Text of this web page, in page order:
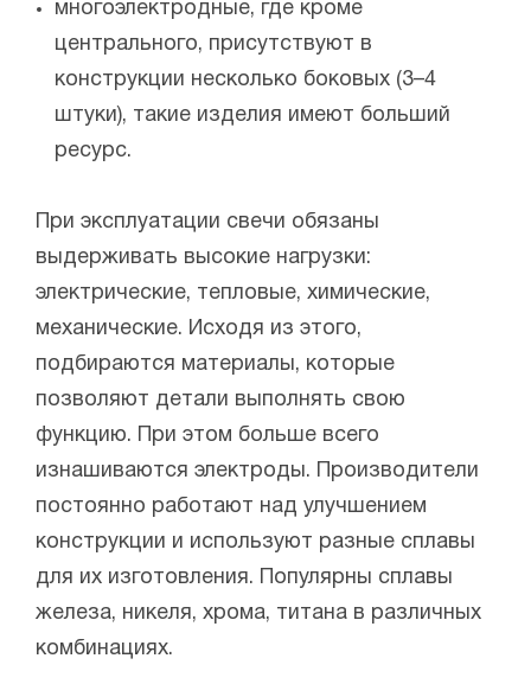
многоэлектродные, где кроме
центрального, присутствуют в
конструкции несколько боковых (3–4
штуки), такие изделия имеют больший
ресурс.
При эксплуатации свечи обязаны
выдерживать высокие нагрузки:
электрические, тепловые, химические,
механические. Исходя из этого,
подбираются материалы, которые
позволяют детали выполнять свою
функцию. При этом больше всего
изнашиваются электроды. Производители
постоянно работают над улучшением
конструкции и используют разные сплавы
для их изготовления. Популярны сплавы
железа, никеля, хрома, титана в различных
комбинациях.